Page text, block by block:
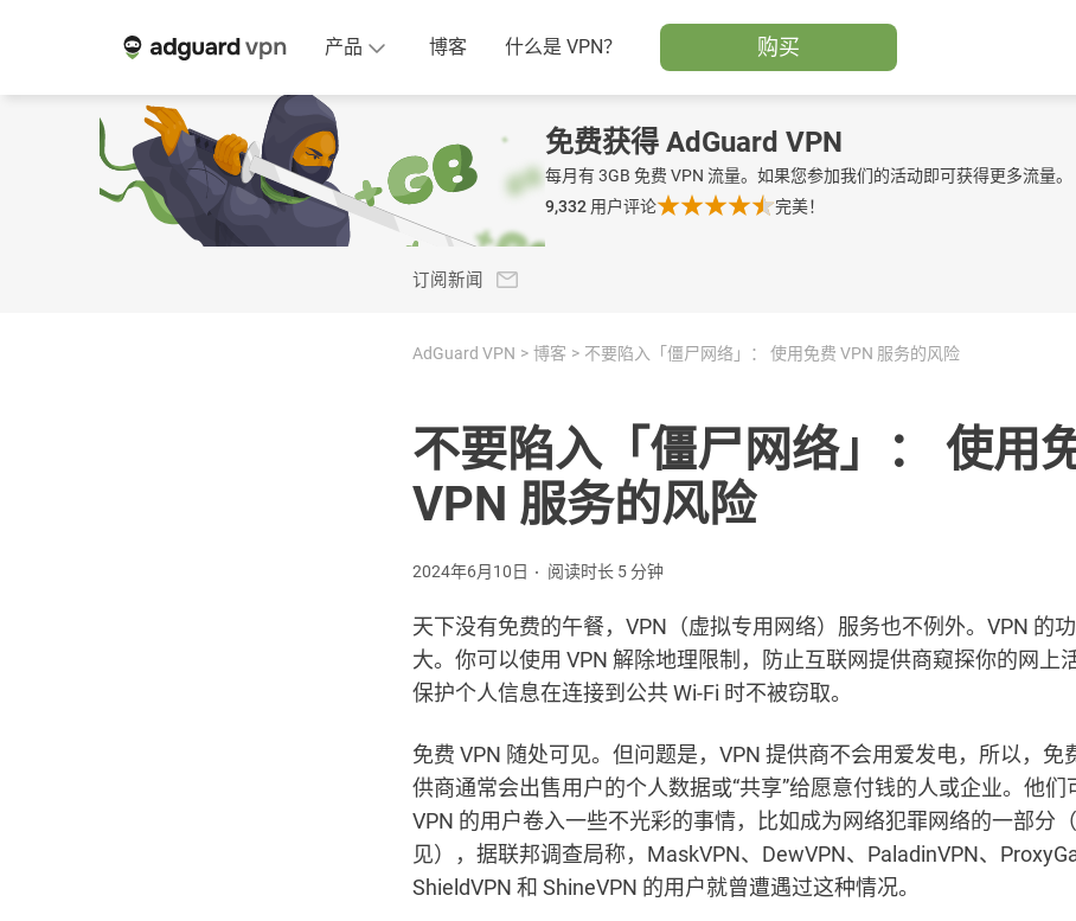
产品 博客 什么是 VPN？ 购买
免费获得 AdGuard VPN
每月有 3GB 免费 VPN 流量。如果您参加我们的活动即可获得更多流量。
9,332 用户评论 完美！
订阅新闻
AdGuard VPN 博客 不要陷入「僵尸网络」： 使用免费 VPN 服务的风险
不要陷入「僵尸网络」： 使用
VPN 服务的风险
2024年6月10日 阅读时长 5 分钟
天下没有免费的午餐，VPN（虚拟专用网络）服务也不例外。VPN 的
大。你可以使用 VPN 解除地理限制，防止互联网提供商窥探你的网上
保护个人信息在连接到公共 Wi-Fi 时不被窃取。
免费 VPN 随处可见。但问题是，VPN 提供商不会用爱发电，所以，免
供商通常会出售用户的个人数据或“共享”给愿意付钱的人或企业。他们
VPN 的用户卷入一些不光彩的事情，比如成为网络犯罪网络的一部分
见），据联邦调查局称，MaskVPN、DewVPN、PaladinVPN、
ShieldVPN 和 ShineVPN 的用户就曾遭遇过这种情况。